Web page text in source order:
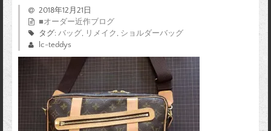
2018年12月21日
■オーダー近作ブログ
タグ: バッグ, リメイク , ショルダーバッグ
lc-teddys